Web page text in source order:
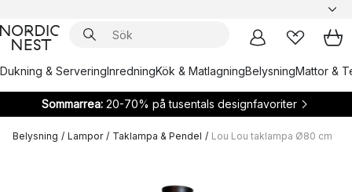
Dukning & ServeringInredningKök & MatlagningBelysningMattor &
Sommarrea:20-70% på tusentals designfavoriter
Belysning / Lampor / Taklampa & Pendel / Lou Lou taklampa Ø80 cm